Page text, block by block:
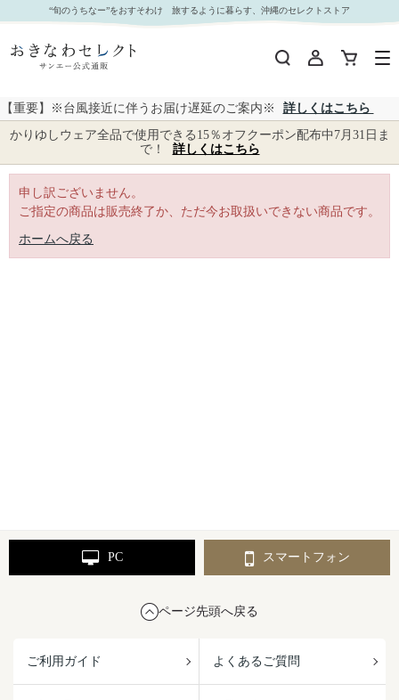
｜おきなわセレクト サンエー公式通販
“旬のうちなー”をおすそわけ 旅するように暮らす、沖縄のセレクトストア
【重要】※台風接近に伴うお届け遅延のご案内※
詳しくはこちら
かりゆしウェア全品で使用できる15％オフクーポン配布中7月31日ま
で！
詳しくはこちら
申し訳ございません。
ご指定の商品は販売終了か、ただ今お取扱いできない商品です。
ホームへ戻る
PC スマートフォン
ページ先頭へ戻る
ご利用ガイド よくあるご質問